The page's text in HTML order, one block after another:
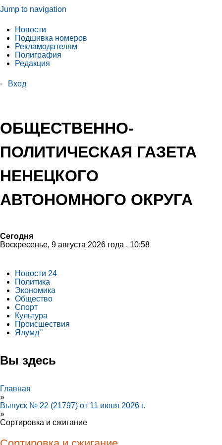
Jump to navigation
Новости
Подшивка номеров
Рекламодателям
Полиграфия
Редакция
Вход
ОБЩЕСТВЕННО-
ПОЛИТИЧЕСКАЯ ГАЗЕТА
НЕНЕЦКОГО
АВТОНОМНОГО ОКРУГА
Сегодня
Воскресенье, 9 августа 2026 года , 10:58
Новости 24
Политика
Экономика
Общество
Спорт
Культура
Происшествия
Ялумд’’
Вы здесь
Главная
»
Выпуск № 22 (21797) от 11 июня 2026 г.
»
Сортировка и сжигание